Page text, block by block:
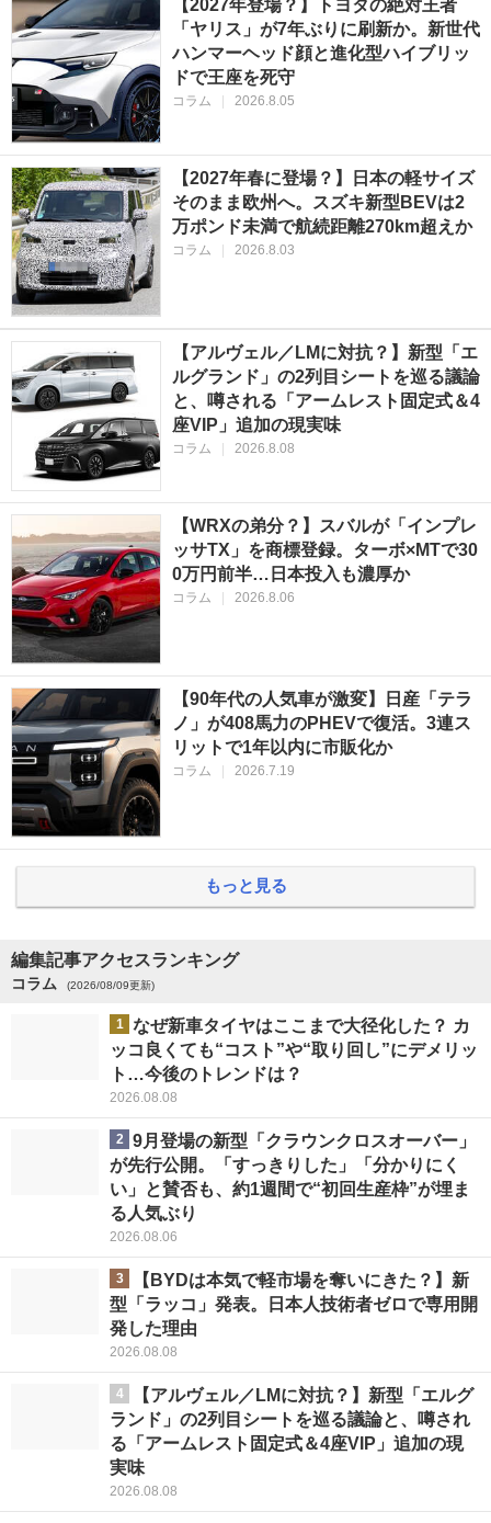
【2027年登場？】トヨタの絶対王者
「ヤリス」が7年ぶりに刷新か。新世代
ハンマーヘッド顔と進化型ハイブリッ
ドで王座を死守
コラム 2026.8.05
【2027年春に登場？】日本の軽サイズ
そのまま欧州へ。スズキ新型BEVは2
万ポンド未満で航続距離270km超えか
コラム 2026.8.03
【アルヴェル／LMに対抗？】新型「エ
ルグランド」の2列目シートを巡る議論
と、噂される「アームレスト固定式＆4
座VIP」追加の現実味
コラム 2026.8.08
【WRXの弟分？】スバルが「インプレ
ッサTX」を商標登録。ターボ×MTで30
0万円前半…日本投入も濃厚か
コラム | 2026.8.06
【90年代の人気車が激変】日産「テラ
ノ」が408馬力のPHEVで復活。3連ス
リットで1年以内に市販化か
コラム | 2026.7.19
もっと見る
編集記事アクセスランキング
コラム (2026/08/09更新)
1
なぜ新車タイヤはここまで大径化した？ カ
ッコ良くても“コスト”や“取り回し”にデメリッ
ト…今後のトレンドは？
2026.08.08
2
9月登場の新型「クラウンクロスオーバー」
が先行公開。「すっきりした」「分かりにく
い」と賛否も、約1週間で“初回生産枠”が埋ま
る人気ぶり
2026.08.06
3
【BYDは本気で軽市場を奪いにきた？】新
型「ラッコ」発表。日本人技術者ゼロで専用開
発した理由
2026.08.08
4
【アルヴェル／LMに対抗？】新型「エルグ
ランド」の2列目シートを巡る議論と、噂され
る「アームレスト固定式＆4座VIP」追加の現
実味
2026.08.08